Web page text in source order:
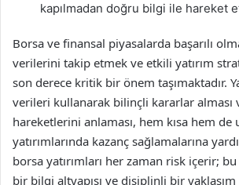
kapılmadan doğru bilgi ile hareket
Borsa ve finansal piyasalarda başarılı
verilerini takip etmek ve etkili yatırım
son derece kritik bir önem taşımaktadır.
verileri kullanarak bilinçli kararlar alması
hareketlerini anlaması, hem kısa hem de
yatırımlarında kazanç sağlamalarına
borsa yatırımları her zaman risk içerir;
bir bilgi altyapısı ve disiplinli bir